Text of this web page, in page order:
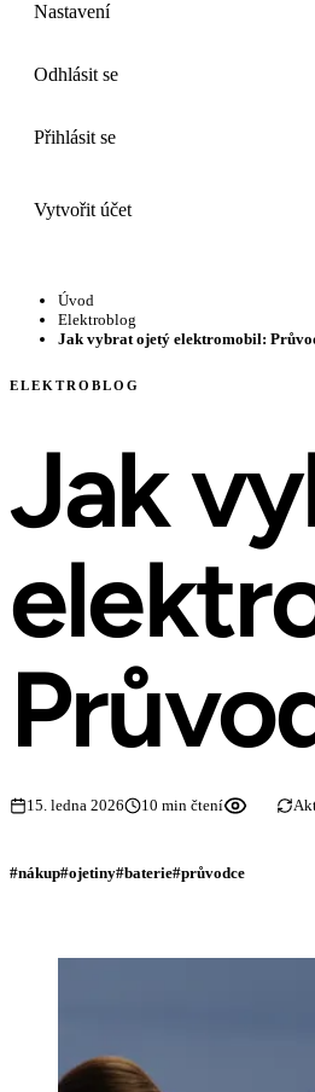
Nastavení
Odhlásit se
Přihlásit se
Vytvořit účet
Úvod
Elektroblog
Jak vybrat ojetý elektromobil:
ELEKTROBLOG
Jak
15. ledna 2026 10 min čtení
#nákup#ojetiny#baterie#průvodce